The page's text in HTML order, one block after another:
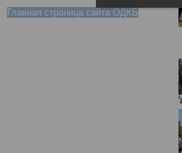
Главная страница сайта ОДКБ